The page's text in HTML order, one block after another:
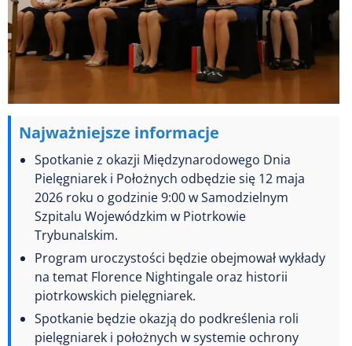
Najważniejsze informacje
Spotkanie z okazji Międzynarodowego Dnia
Pielęgniarek i Położnych odbędzie się 12 maja
2026 roku o godzinie 9:00 w Samodzielnym
Szpitalu Wojewódzkim w Piotrkowie
Trybunalskim.
Program uroczystości będzie obejmował wykłady
na temat Florence Nightingale oraz historii
piotrkowskich pielęgniarek.
Spotkanie będzie okazją do podkreślenia roli
pielęgniarek i położnych w systemie ochrony